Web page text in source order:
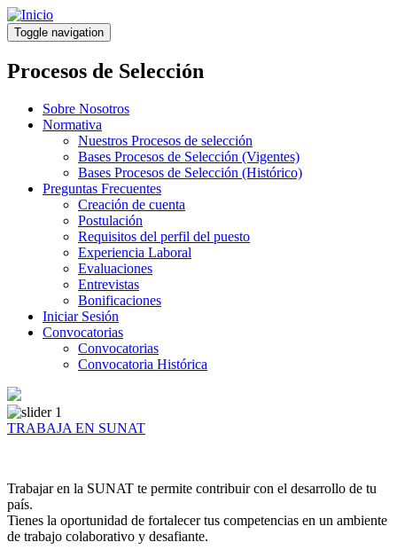
Pasar
al
contenido
principal
Toggle navigation
Procesos de Selección
Sobre Nosotros
Normativa
Nuestros Procesos de selección
Bases Procesos de Selección (Vigentes)
Bases Procesos de Selección (Histórico)
Preguntas Frecuentes
Creación de cuenta
Postulación
Requisitos del perfil del puesto
Experiencia Laboral
Evaluaciones
Entrevistas
Bonificaciones
Iniciar Sesión
Convocatorias
Convocatorias
Convocatoria Histórica
TRABAJA EN SUNAT
Trabajar en la SUNAT te permite contribuir con el desarrollo de tu
país.
Tienes la oportunidad de fortalecer tus competencias en un ambiente
de trabajo colaborativo y desafiante.